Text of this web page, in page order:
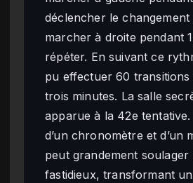
déclencher le changement
marcher à droite pendant
répéter. En suivant ce
pu effectuer 60 transitions
trois minutes. La salle
apparue à la 42e tentative.
d’un chronomètre et d’un
peut grandement soulager
fastidieux, transformant